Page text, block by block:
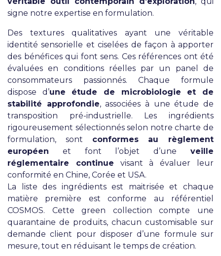
signe notre expertise en formulation.
Des textures qualitatives ayant une véritable
identité sensorielle et ciselées de façon à apporter
des bénéfices qui font sens. Ces références ont été
évaluées en conditions réelles par un panel de
consommateurs passionnés. Chaque formule
dispose d’une étude de microbiologie et de
stabilité approfondie, associées à une étude de
transposition pré-industrielle. Les ingrédients
rigoureusement sélectionnés selon notre charte de
formulation, sont conformes au règlement
européen et font l’objet d’une veille
réglementaire continue visant à évaluer leur
conformité en Chine, Corée et USA.
La liste des ingrédients est maitrisée et chaque
matière première est conforme au référentiel
COSMOS. Cette green collection compte une
quarantaine de produits, chacun customisable sur
demande client pour disposer d’une formule sur
mesure, tout en réduisant le temps de création.